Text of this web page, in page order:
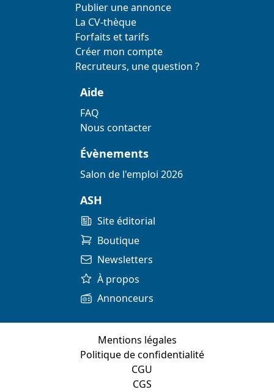
Publier une annonce
La CV-thèque
Forfaits et tarifs
Créer mon compte
Recruteurs, une question ?
Aide
FAQ
Nous contacter
Évènements
Salon de l'emploi 2026
ASH
Site éditorial
Boutique
Newsletters
À propos
Annonceurs
Mentions légales
Politique de confidentialité
CGU
CGS